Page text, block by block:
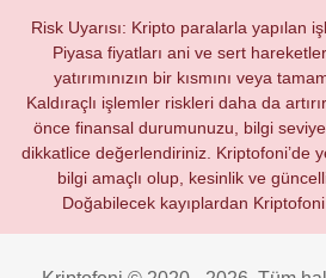
Risk Uyarısı: Kripto paralarla yapılan
Piyasa fiyatları ani ve sert
yatırımınızın bir kısmını veya
Kaldıraçlı işlemler riskleri daha da
önce finansal durumunuzu, bilgi
dikkatlice değerlendiriniz. Kriptofoni’de
bilgi amaçlı olup, kesinlik ve
Doğabilecek kayıplardan